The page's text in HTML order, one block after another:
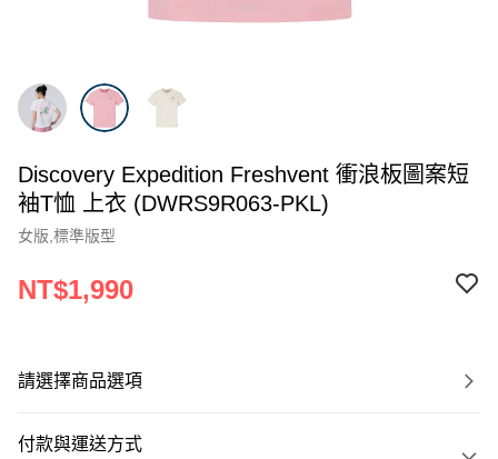
Discovery Expedition Freshvent 衝浪板圖案短
袖T恤 上衣 (DWRS9R063-PKL)
女版,標準版型
NT$1,990
請選擇商品選項
付款與運送方式